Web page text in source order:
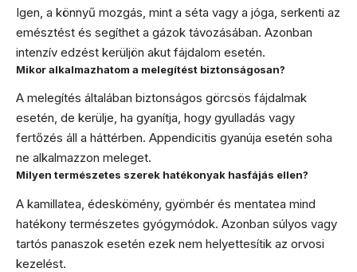
Igen, a könnyű mozgás, mint a séta vagy a jóga, serkenti az
emésztést és segíthet a gázok távozásában. Azonban
intenzív edzést kerüljön akut fájdalom esetén.
Mikor alkalmazhatom a melegítést biztonságosan?
A melegítés általában biztonságos görcsös fájdalmak
esetén, de kerülje, ha gyanítja, hogy gyulladás vagy
fertőzés áll a háttérben. Appendicitis gyanúja esetén soha
ne alkalmazzon meleget.
Milyen természetes szerek hatékonyak hasfájás ellen?
A kamillatea, édeskömény, gyömbér és mentatea mind
hatékony természetes gyógymódok. Azonban súlyos vagy
tartós panaszok esetén ezek nem helyettesítik az orvosi
kezelést.